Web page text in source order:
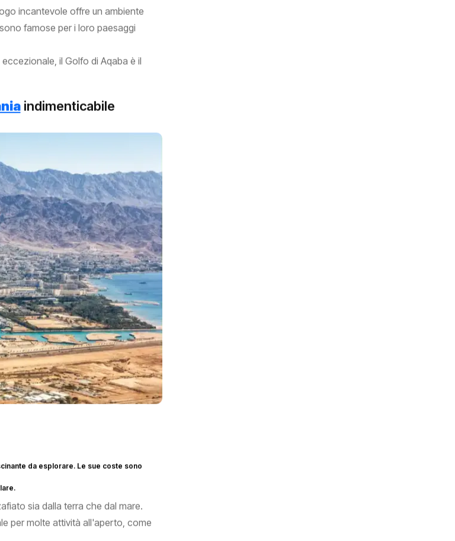
incantevole offre un ambiente
famose per i loro paesaggi
il Golfo di Aqaba è il
indimenticabile
da esplorare. Le sue coste sono
sia dalla terra che dal mare.
per molte attività all'aperto, come